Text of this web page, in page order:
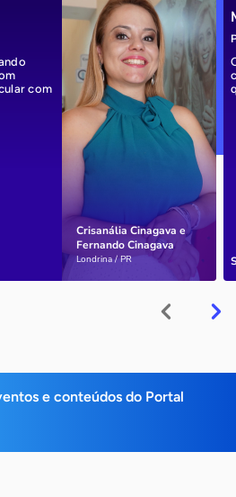
Crisanália Cinagava e
Fernando Cinagava
Londrina / PR
com
e conteúdos do Portal